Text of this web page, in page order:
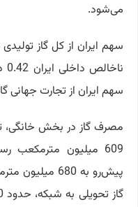
می‌شود.
سهم ایران از تجارت جهانی گاز فقط 0.24
مصرف گاز در بخش خانگی،
609 میلیون
پیش‌رو به 680